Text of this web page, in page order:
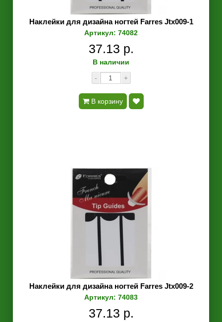
Наклейки для дизайна ногтей Farres Jtx009-1
Артикул: 74082
37.13 р.
В наличии
-
+
В корзину
Наклейки для дизайна ногтей Farres Jtx009-2
Артикул: 74083
37.13 р.